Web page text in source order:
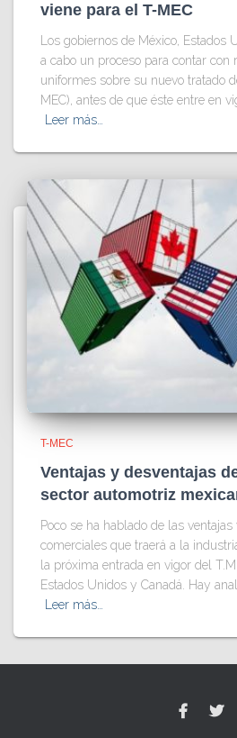
viene para el T-MEC
Los gobiernos de México, Estados
a cabo un proceso para contar con
uniformes sobre su nuevo tratado
MEC), antes de que éste entre en
Leer más…
T-MEC
Ventajas y desventajas
sector automotriz
Poco se ha hablado de las
comerciales que traerá a la
la próxima entrada en vigor del
Estados Unidos y Canadá. Hay
Leer más…